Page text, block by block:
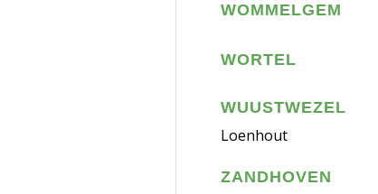
WOMMELGEM
WORTEL
WUUSTWEZEL
Loenhout
ZANDHOVEN